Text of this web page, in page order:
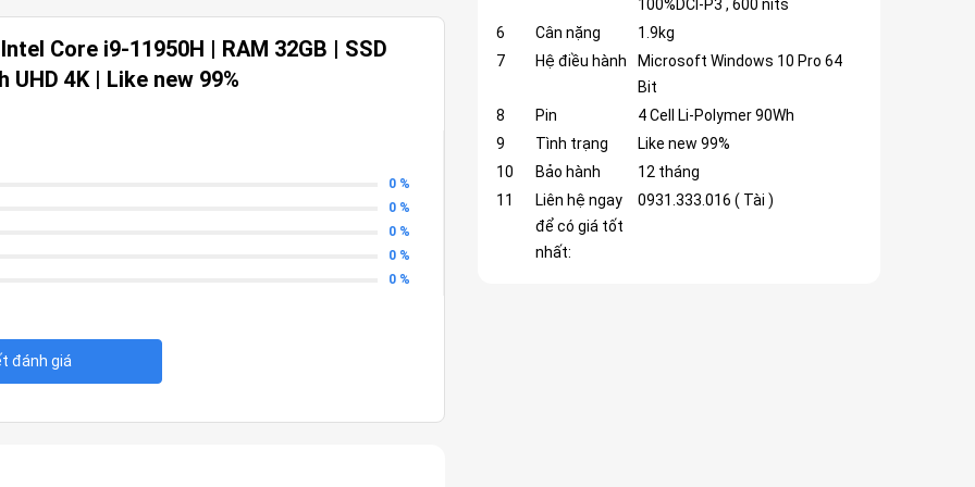
100%DCI-P3 , 600 nits
6
Cân nặng
1.9kg
7
Hệ điều hành
Microsoft Windows 10 Pro 64
Bit
8
Pin
4 Cell Li-Polymer 90Wh
9
Tình trạng
Like new 99%
10
Bảo hành
12 tháng
11
Liên hệ ngay
để có giá tốt
nhất:
0931.333.016 ( Tài )
nhịp tối đa 5.0GHz, 24MB Cache)
nhanh)
100% Adobe RGB, hỗ trợ HDR
Core i9-11950H | RAM 32GB | SSD
UHD 4K | Like new 99%
0 %
0 %
0 %
0 %
0 %
đánh giá